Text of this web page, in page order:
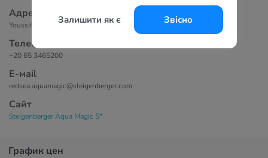
Залишити як є Звісно
Адрес
Youssif Afifi Road 84111, Hurghada, Egypt.
Телефоны
+20 65 3465200
Е-маil
redsea.aquamagic@steigenberger.com
Сайт
Steigenberger Aqua Magic 5*
График цен